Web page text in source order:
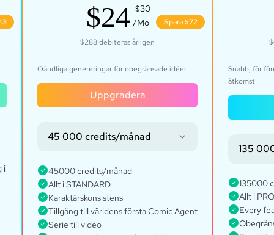
i
$24 $30
/Mo
Spara $72
$288debiteras årligen
Oändliga genereringar för obegränsade idéer
Uppgradera
45 000 credits/månad
45000 credits/månad
Allt i STANDARD
Karaktärskonsistens
Tillgång till världens första Comic Agent
Serie till video
Snabb, för
åtkomst
135
135000
Allt i PRO
Every